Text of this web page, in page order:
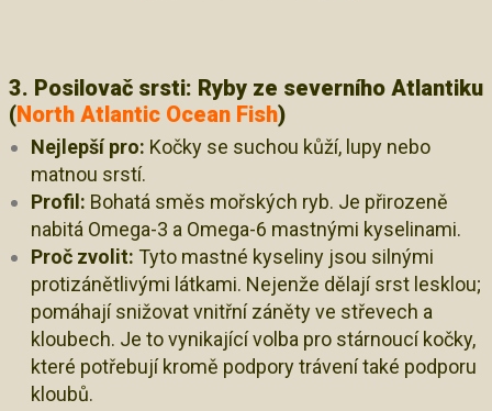
3. Posilovač srsti: Ryby ze severního Atlantiku
(North Atlantic Ocean Fish)
Nejlepší pro: Kočky se suchou kůží, lupy nebo
matnou srstí.
Profil: Bohatá směs mořských ryb. Je přirozeně
nabitá Omega-3 a Omega-6 mastnými kyselinami.
Proč zvolit: Tyto mastné kyseliny jsou silnými
protizánětlivými látkami. Nejenže dělají srst lesklou;
pomáhají snižovat vnitřní záněty ve střevech a
kloubech. Je to vynikající volba pro stárnoucí kočky,
které potřebují kromě podpory trávení také podporu
kloubů.